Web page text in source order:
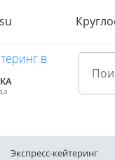
Экспресс-кейтеринг